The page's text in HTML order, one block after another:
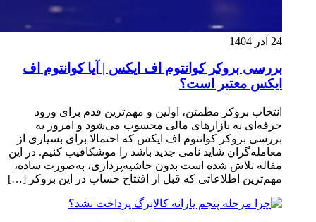
24 آذر 1404
بررسی بروکر کوانتوم اف ایکس | آیا کوانتوم اف
ایکس معتبر است؟
انتخاب بروکر مطمئن، اولین و مهم‌ترین قدم برای ورود
حرفه‌ای به بازارهای مالی محسوب می‌شود و امروز به
بررسی بروکر کوانتوم اف ایکس که احتمالا برای بسیاری از
معامله‌گران شاید نامی جدید باشد را موشکافیب کنیم. در این
مقاله تلاش شده است بدون حاشیه‌پردازی، به‌صورت ساده،
مهم‌ترین اطلاعاتی که قبل از افتتاح حساب در این بروکر […]